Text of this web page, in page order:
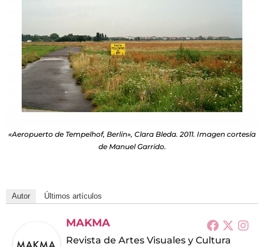
«Aeropuerto de Tempelhof, Berlin», Clara Bleda. 2011. Imagen cortesía
de Manuel Garrido.
Autor Últimos artículos
MAKMA
Revista de Artes Visuales y Cultura